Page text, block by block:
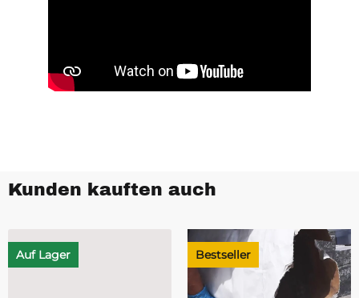
Kunden kauften auch
Auf Lager Bestseller